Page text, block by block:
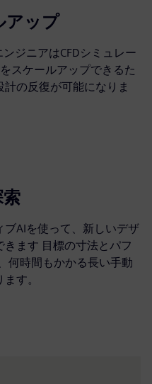
アップ
ジニアはCFDシミュレー
スケールアップできるた
の反復が可能になりま
AIを使って、新しいデザ
きます 目標の寸法とパフ
何時間もかかる長い手動
す。